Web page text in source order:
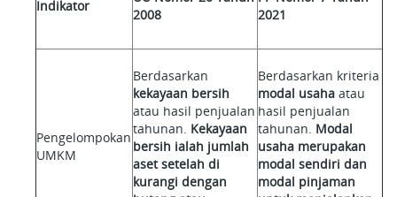
Indikator
2008
2021
Pengelompokan
UMKM
Berdasarkan
kekayaan bersih
atau hasil penjualan
tahunan. Kekayaan
bersih ialah jumlah
aset setelah di
kurangi dengan
Berdasarkan kriteria
modal usaha atau
hasil penjualan
tahunan. Modal
usaha merupakan
modal sendiri dan
modal pinjaman